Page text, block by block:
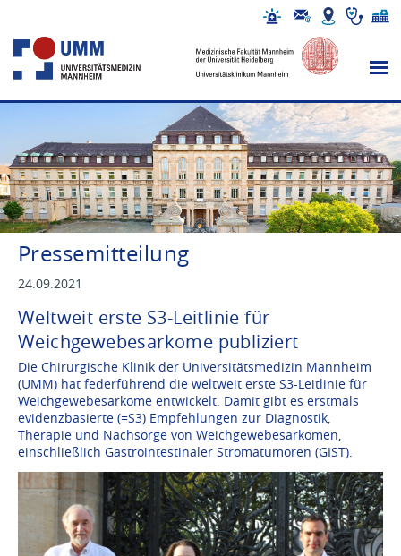
Pressemitteilung
24.09.2021
Weltweit erste S3-Leitlinie für
Weichgewebesarkome publiziert
Die Chirurgische Klinik der Universitätsmedizin Mannheim
(UMM) hat federführend die weltweit erste S3-Leitlinie für
Weichgewebesarkome entwickelt. Damit gibt es erstmals
evidenzbasierte (=S3) Empfehlungen zur Diagnostik,
Therapie und Nachsorge von Weichgewebesarkomen,
einschließlich Gastrointestinaler Stromatumoren (GIST).